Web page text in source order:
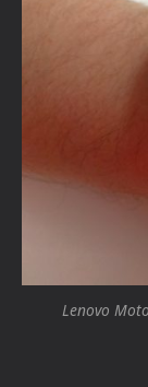
Lenovo